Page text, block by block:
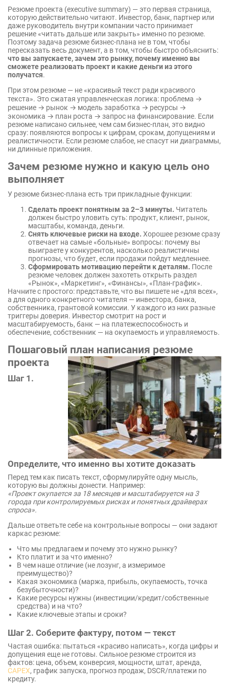
Бюджетный процесс
Затраты хранения продукции
Бюджет коммерческих расходов
Управленческие расходы
Операционные драйверы в
Нематериальные активы
Объединения бизнеса
модель)
Cуммирование стоимости (SOTP)
Резюме проекта (executive summary) — это первая страница,
которую действительно читают. Инвестор, банк, партнер или
даже руководитель внутри компании часто принимает
решение «читать дальше или закрыть» именно по резюме.
Поэтому задача резюме бизнес-плана не в том, чтобы
пересказать весь документ, а в том, чтобы быстро объяснить:
что вы запускаете, зачем это рынку, почему именно вы
сможете реализовать проект и какие деньги из этого
получатся.
При этом резюме — не «красивый текст ради красивого
текста». Это сжатая управленческая логика: проблема →
решение → рынок → модель заработка → ресурсы →
экономика → план роста → запрос на финансирование. Если
резюме написано сильнее, чем сам бизнес-план, это видно
сразу: появляются вопросы к цифрам, срокам, допущениям и
реалистичности. Если резюме слабое, не спасут ни диаграммы,
ни длинные приложения.
Зачем резюме нужно и какую цель оно
выполняет
У резюме бизнес-плана есть три прикладные функции:
Сделать проект понятным за 2–3 минуты. Читатель
должен быстро уловить суть: продукт, клиент, рынок,
масштабы, команда, деньги.
Снять ключевые риски на входе. Хорошее резюме сразу
отвечает на самые «больные» вопросы: почему вы
выиграете у конкурентов, насколько реалистичны
прогнозы, что будет, если продажи пойдут медленнее.
Сформировать мотивацию перейти к деталям. После
резюме человек должен захотеть открыть раздел
«Рынок», «Маркетинг», «Финансы», «План-график».
Начните с простого: представьте, что вы пишете не «для всех»,
а для одного конкретного читателя — инвестора, банка,
собственника, грантовой комиссии. У каждого из них разные
триггеры доверия. Инвестор смотрит на рост и
масштабируемость, банк — на платежеспособность и
обеспечение, собственник — на окупаемость и управляемость.
Пошаговый план написания резюме
проекта
Шаг 1.
Определите, что именно вы хотите доказать
Перед тем как писать текст, сформулируйте одну мысль,
которую вы должны донести. Например:
«Проект окупается за 18 месяцев и масштабируется на 3
города при контролируемых рисках и понятных драйверах
спроса».
Дальше ответьте себе на контрольные вопросы — они задают
каркас резюме:
Что мы предлагаем и почему это нужно рынку?
Кто платит и за что именно?
В чем наше отличие (не лозунг, а измеримое
преимущество)?
Какая экономика (маржа, прибыль, окупаемость, точка
безубыточности)?
Какие ресурсы нужны (инвестиции/кредит/собственные
средства) и на что?
Какие ключевые этапы и сроки?
Шаг 2. Соберите фактуру, потом — текст
Частая ошибка: пытаться «красиво написать», когда цифры и
допущения еще не готовы. Сильное резюме строится из
фактов: цена, объем, конверсия, мощности, штат, аренда,
CAPEX, график запуска, прогноз продаж, DSCR/платежи по
кредиту.